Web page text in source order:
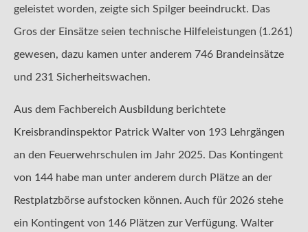
geleistet worden, zeigte sich Spilger beeindruckt. Das
Gros der Einsätze seien technische Hilfeleistungen (1.261)
gewesen, dazu kamen unter anderem 746 Brandeinsätze
und 231 Sicherheitswachen.
Aus dem Fachbereich Ausbildung berichtete
Kreisbrandinspektor Patrick Walter von 193 Lehrgängen
an den Feuerwehrschulen im Jahr 2025. Das Kontingent
von 144 habe man unter anderem durch Plätze an der
Restplatzbörse aufstocken können. Auch für 2026 stehe
ein Kontingent von 146 Plätzen zur Verfügung. Walter